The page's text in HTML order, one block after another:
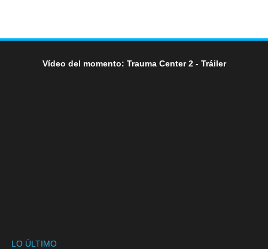
Vídeo del momento: Trauma Center 2 - Tráiler
LO ÚLTIMO